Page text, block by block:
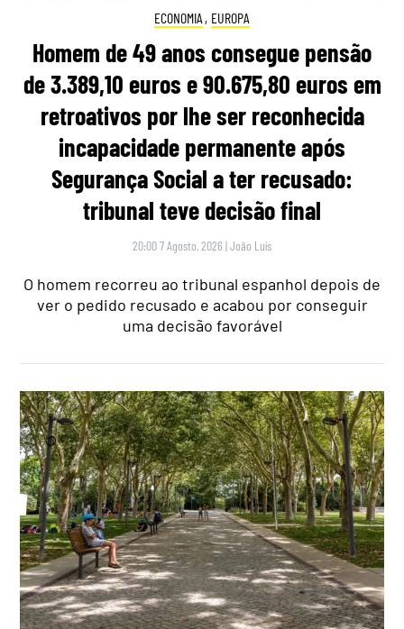
ECONOMIA , EUROPA
Homem de 49 anos consegue pensão
de 3.389,10 euros e 90.675,80 euros em
retroativos por lhe ser reconhecida
incapacidade permanente após
Segurança Social a ter recusado:
tribunal teve decisão final
20:00 7 Agosto, 2026 |João Luís
O homem recorreu ao tribunal espanhol depois de
ver o pedido recusado e acabou por conseguir
uma decisão favorável